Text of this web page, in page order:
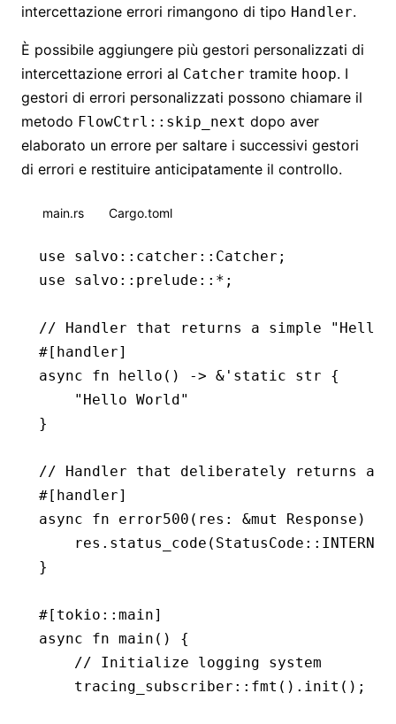
intercettazione errori rimangono di tipo Handler.
È possibile aggiungere più gestori personalizzati di
intercettazione errori al Catcher tramite hoop. I
gestori di errori personalizzati possono chiamare il
metodo FlowCtrl::skip_next dopo aver
elaborato un errore per saltare i successivi gestori
di errori e restituire anticipatamente il controllo.
main.rs Cargo.toml
use salvo :: catcher :: Catcher ;
use salvo :: prelude ::* ;
// Handler that returns a simple "Hello
#[handler]
async fn hello () -> & ' static str {
    "Hello World"
}
// Handler that deliberately returns a
#[handler]
async fn error500 (res : &mut Response ) {
    res
. status_code (StatusCode ::
}
#[tokio :: main]
async fn main () {
    // Initialize logging system
    tracing_subscriber
:: fmt () . init ();